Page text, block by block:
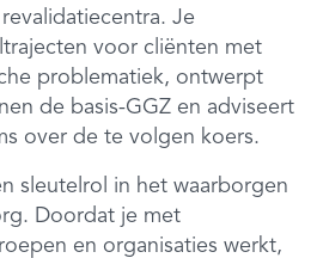
Je
voor cliënten met
problematiek, ontwerpt
de basis-GGZ en adviseert
over de te volgen koers.
sleutelrol in het waarborgen
Doordat je met
en organisaties werkt,